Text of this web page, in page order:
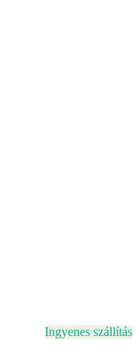
Ingyenes szállítás